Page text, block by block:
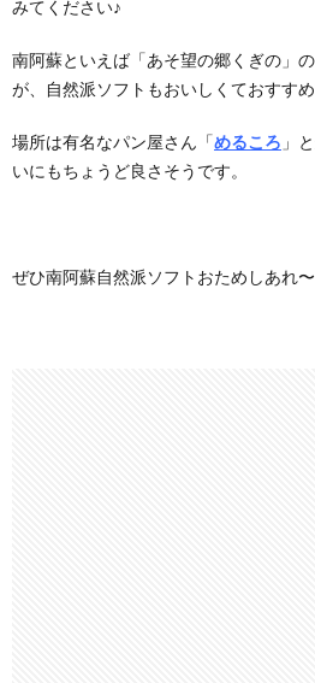
みてください♪
南阿蘇といえば「あそ望の郷くぎの」
が、自然派ソフトもおいしくておすすめ
場所は有名なパン屋さん「めるころ 」
いにもちょうど良さそうです。
ぜひ南阿蘇自然派ソフトおためしあれ